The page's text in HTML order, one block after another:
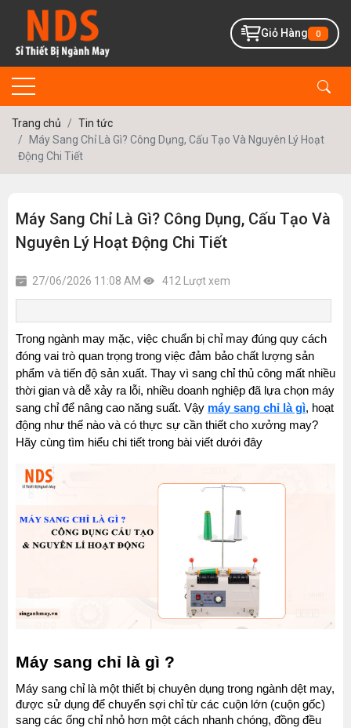
Giỏ Hàng 0
Trang chủ
Tin tức
Máy Sang Chỉ Là Gì? Công Dụng, Cấu Tạo Và Nguyên Lý Hoạt
Động Chi Tiết
Máy Sang Chỉ Là Gì? Công Dụng, Cấu Tạo Và
Nguyên Lý Hoạt Động Chi Tiết
27/06/2026 11:08 AM 412 Lượt xem
Trong ngành may mặc, việc chuẩn bị chỉ may đúng quy cách
đóng vai trò quan trọng trong việc đảm bảo chất lượng sản
phẩm và tiến độ sản xuất. Thay vì sang chỉ thủ công mất nhiều
thời gian và dễ xảy ra lỗi, nhiều doanh nghiệp đã lựa chọn máy
sang chỉ để nâng cao năng suất. Vậy máy sang chỉ là gì, hoạt
động như thế nào và có thực sự cần thiết cho xưởng may?
Hãy cùng tìm hiểu chi tiết trong bài viết dưới đây
Máy sang chỉ là gì ?
Máy sang chỉ là một thiết bị chuyên dụng trong ngành dệt may,
được sử dụng để chuyển sợi chỉ từ các cuộn lớn (cuộn gốc)
sang các ống chỉ nhỏ hơn một cách nhanh chóng, đồng đều